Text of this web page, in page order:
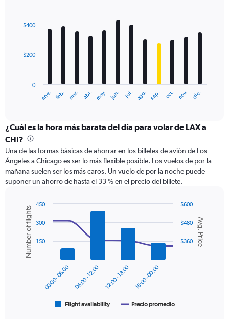
with
12
The
categories.
Range:
12
categories.
The
chart
has
axis
displaying
values.
Range:
ene. feb. mar. abr. may. jun. jul. ago. sep. oct. nov. dic.
0
$200
$400
¿Cuál es la hora más barata del día para volar de LAX a
CHI?
Una de las formas básicas de ahorrar en los billetes de avión de Los
Ángeles a Chicago es ser lo más flexible posible. Los vuelos de por la
mañana suelen ser los más caros. Un vuelo de por la noche puede
suponer un ahorro de hasta el 33 % en el precio del billete.
Combination
chart
with
data
series.
Chart
graphic.
Avg. Price
Number of flights
Flight availability Precio promedio
00:00 - 06:00 06:00 - 12:00 12:00 - 18:00 18:00 - 00:00
$360
$480
$600
150
300
450